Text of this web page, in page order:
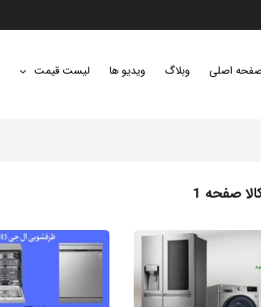
اصلی وبلاگ ویدیو ها لیست قیمت
صفحه 1